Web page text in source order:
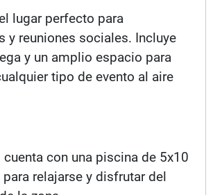
lugar perfecto para
y reuniones sociales. Incluye
y un amplio espacio para
tipo de evento al aire
cuenta con una piscina de 5x10
relajarse y disfrutar del